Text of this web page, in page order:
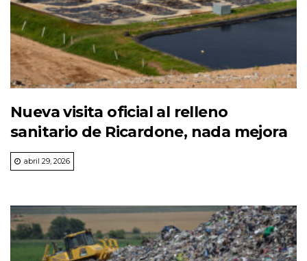
Nueva visita oficial al relleno
sanitario de Ricardone, nada mejora
abril 29, 2026